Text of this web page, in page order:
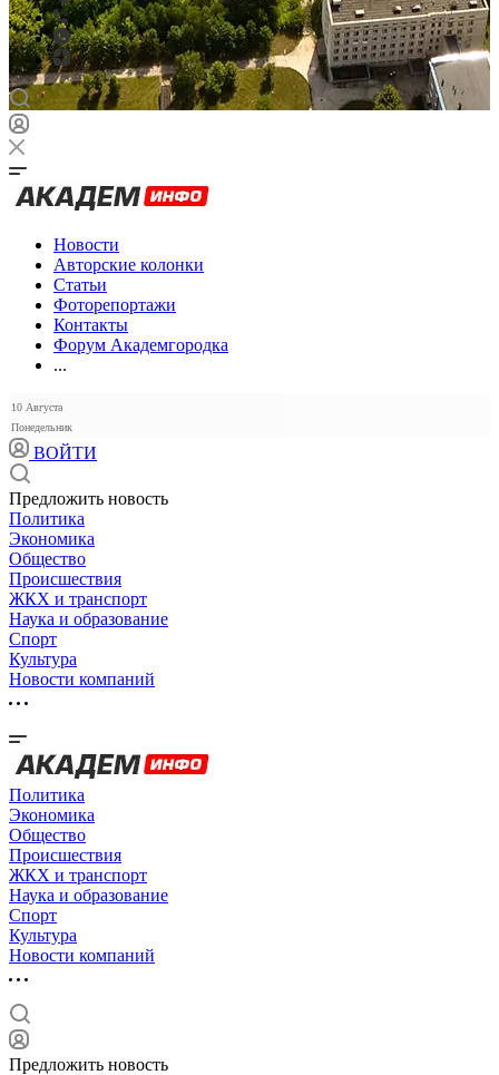
Новости
Авторские колонки
Статьи
Фоторепортажи
Контакты
Форум Академгородка
...
10 Августа
Понедельник
ВОЙТИ
Предложить новость
Политика
Экономика
Общество
Происшествия
ЖКХ и транспорт
Наука и образование
Спорт
Культура
Новости компаний
Политика
Экономика
Общество
Происшествия
ЖКХ и транспорт
Наука и образование
Спорт
Культура
Новости компаний
Предложить новость